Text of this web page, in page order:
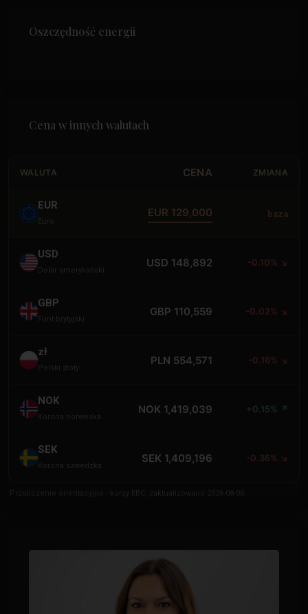
Oszczędność energii
Cena w innych walutach
WALUTA CENA ZMIANA
EUR
Euro
EUR 129,000 baza
USD
Dolar amerykański
USD 148,892 -0.10% ↘
GBP
Funt brytyjski
GBP 110,559 -0.02% ↘
zł
Polski złoty
PLN 554,571 -0.16% ↘
NOK
Korona norweska
NOK 1,419,039 +0.15% ↗
SEK
Korona szwedzka
SEK 1,409,196 -0.36% ↘